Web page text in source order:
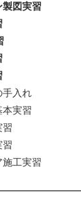
製図実習
手入れ
本実習
習
習
施工実習